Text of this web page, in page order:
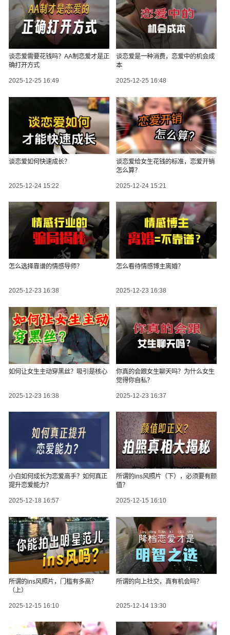
谈恋爱需要花钱吗？AA制恋爱才是正
确打开方式
2025-12-25 16:49
谈恋爱是一种消费，恋爱中的机会成
本
2025-12-25 16:48
谈恋爱如何快速成长？
2025-12-24 15:22
谈恋爱给女生花钱的标准，恋爱开销
怎么算？
2025-12-24 15:21
怎么选择靠谱的情感导师？
2025-12-23 16:38
怎么看待情感博主离婚？
2025-12-23 16:38
如何让女生主动穿黑丝？吸引是核心
2025-12-23 16:38
你真的会跟女生聊天吗？为什么女生
觉得你自私？
2025-12-23 16:37
小白如何成长为恋爱高手？如何真正
提升恋爱能力？
2025-12-18 16:57
所谓的ins风照片（下），必须要有颜
值？
2025-12-15 16:10
所谓的ins风照片，门槛有多高？
（上）
2025-12-15 16:10
所谓的向上社交，真有机会吗？
2025-12-14 13:30